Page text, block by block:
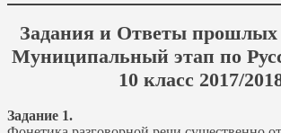
Задания и Ответы
Муниципальный этап по
10 класс 2017/
Задание 1.